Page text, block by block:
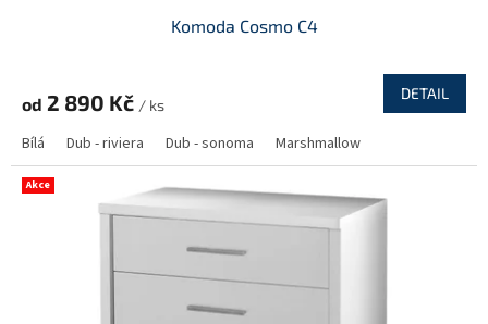
Komoda Cosmo C4
od 2 890 Kč / ks
DETAIL
Bílá Dub - riviera Dub - sonoma Marshmallow
Akce